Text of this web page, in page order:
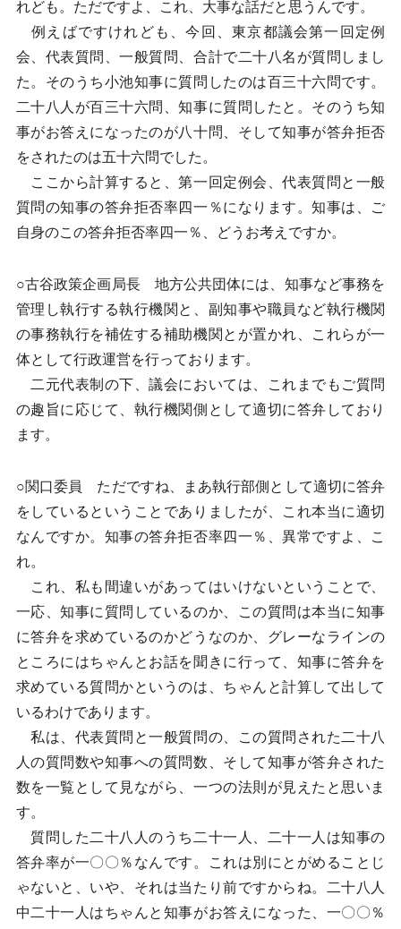
れども。ただですよ、これ、大事な話だと思うんです。
例えばですけれども、今回、東京都議会第一回定例
会、代表質問、一般質問、合計で二十八名が質問しまし
た。そのうち小池知事に質問したのは百三十六問です。
二十八人が百三十六問、知事に質問したと。そのうち知
事がお答えになったのが八十問、そして知事が答弁拒否
をされたのは五十六問でした。
ここから計算すると、第一回定例会、代表質問と一般
質問の知事の答弁拒否率四一％になります。知事は、ご
自身のこの答弁拒否率四一％、どうお考えですか。
○古谷政策企画局長 地方公共団体には、知事など事務を
管理し執行する執行機関と、副知事や職員など執行機関
の事務執行を補佐する補助機関とが置かれ、これらが一
体として行政運営を行っております。
二元代表制の下、議会においては、これまでもご質問
の趣旨に応じて、執行機関側として適切に答弁しており
ます。
○関口委員 ただですね、まあ執行部側として適切に答弁
をしているということでありましたが、これ本当に適切
なんですか。知事の答弁拒否率四一％、異常ですよ、こ
れ。
これ、私も間違いがあってはいけないということで、
一応、知事に質問しているのか、この質問は本当に知事
に答弁を求めているのかどうなのか、グレーなラインの
ところにはちゃんとお話を聞きに行って、知事に答弁を
求めている質問かというのは、ちゃんと計算して出して
いるわけであります。
私は、代表質問と一般質問の、この質問された二十八
人の質問数や知事への質問数、そして知事が答弁された
数を一覧として見ながら、一つの法則が見えたと思いま
す。
質問した二十八人のうち二十一人、二十一人は知事の
答弁率が一〇〇％なんです。これは別にとがめることじ
ゃないと、いや、それは当たり前ですからね。二十八人
中二十一人はちゃんと知事がお答えになった、一〇〇％